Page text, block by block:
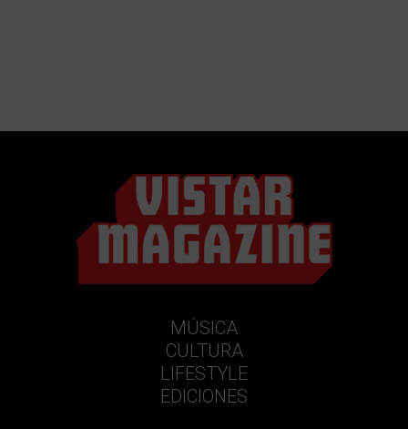
MÚSICA
CULTURA
LIFESTYLE
EDICIONES